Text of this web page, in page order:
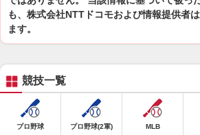
も、株式会社NTTドコモおよび情報提供者
ます。
競技一覧
プロ野球 プロ野球(2軍) MLB